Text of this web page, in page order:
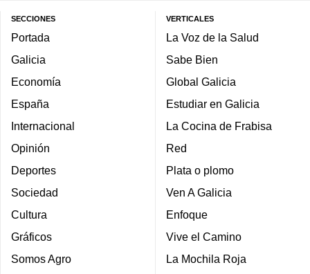
SECCIONES
Portada
Galicia
Economía
España
Internacional
Opinión
Deportes
Sociedad
Cultura
Gráficos
Somos Agro
VERTICALES
La Voz de la Salud
Sabe Bien
Global Galicia
Estudiar en Galicia
La Cocina de Frabisa
Red
Plata o plomo
Ven A Galicia
Enfoque
Vive el Camino
La Mochila Roja